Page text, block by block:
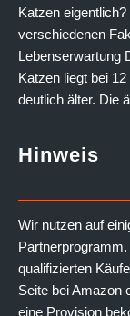
Katzen
verschiedenen
Lebenserwartung
Katzen liegt bei
deutlich älter. Die
Hinweis
Wir nutzen auf
qualifizierten
Seite bei Amazon
eine Provision